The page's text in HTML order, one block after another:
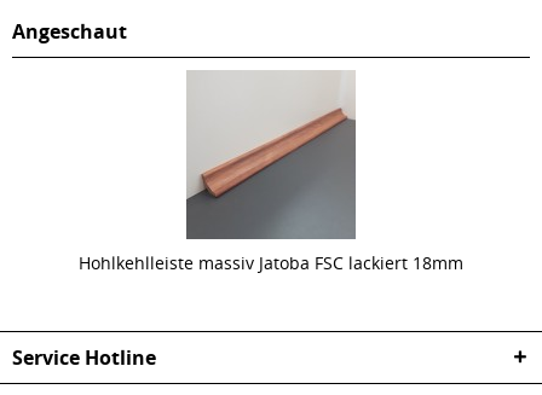
Angeschaut
Hohlkehlleiste massiv Jatoba FSC lackiert 18mm
Service Hotline